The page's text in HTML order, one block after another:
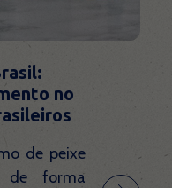
no
de peixe
de forma